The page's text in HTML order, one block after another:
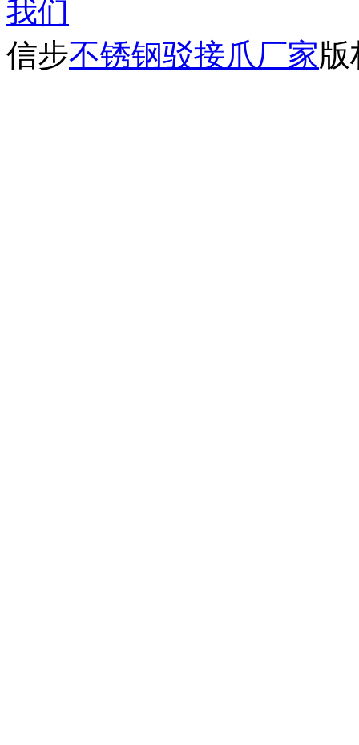
我们
信步不锈钢驳接爪厂家版